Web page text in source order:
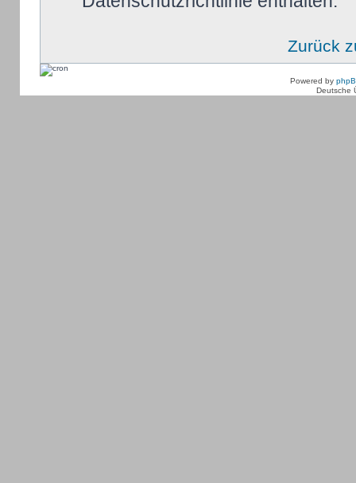
Zurück
Powered by
Deutsche